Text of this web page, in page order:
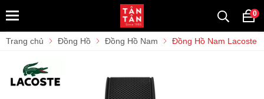
0
Trang chủ Đồng Hồ Đồng Hồ Nam Đồng Hồ Nam Lacoste